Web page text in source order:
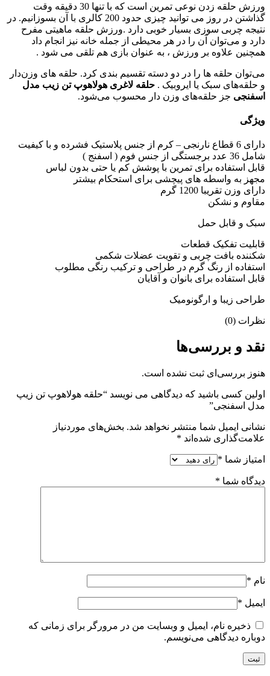
ورزش حلقه زدن نوعی تمرین است که با تنها 30 دقیقه وقت
گذاشتن در روز می توانید چیزی حدود 200 کالری با آن بسوزانیم. در
نتیجه چربی سوزی بسیار خوبی دارد .ورزش حلقه ماهیتی مفرح
دارد و می‌توان آن را در هر محیطی از جمله خانه نیز انجام داد
همچنین علاوه بر ورزش ، به عنوان بازی هم تلقی می شود .
می‌توان حلقه‌‌ ها را در دو دسته تقسیم بندی کرد. حلقه‌ های وزن‌دار
و حلقه‌های سبک یا ایروبیک . حلقه لاغری هولاهوپ تن زیب مدل
اسفنجی جز حلقه‌های وزن دار محسوب می‌شود.
ویژگی
دارای 6 قطاع نارنجی – کرم از جنس پلاستیک فشرده و با کیفیت
شامل 36 عدد برجستگی از جنس فوم ( اسفنج )
قابل استفاده برای تمرین با پوشش کم یا حتی بدون لباس
مجهز به واسطه‌ های پیچشی برای استحکام بیشتر
دارای وزن تقریبا 1200 گرم
مقاوم و نشکن
سبک و قابل حمل
قابلیت تفکیک قطعات
شکننده بافت چربی و تقویت عضلات شکمی
استفاده از رنگ گرم در طراحی و ترکیب رنگی مطلوب
قابل استفاده برای بانوان و آقایان
طراحی زیبا و ارگونومیک
نظرات (0)
نقد و بررسی‌ها
هنوز بررسی‌ای ثبت نشده است.
اولین کسی باشید که دیدگاهی می نویسد “حلقه هولاهوپ تن زیپ
مدل اسفنجی”
نشانی ایمیل شما منتشر نخواهد شد. بخش‌های موردنیاز
علامت‌گذاری شده‌اند *
امتیاز شما *
دیدگاه شما *
نام *
ایمیل *
ذخیره نام، ایمیل و وبسایت من در مرورگر برای زمانی که
دوباره دیدگاهی می‌نویسم.